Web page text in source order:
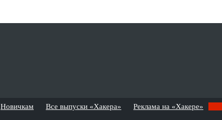
Новичкам Все выпуски «Хакера» Реклама на «Хакере»